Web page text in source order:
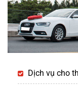
Dịch vụ cho